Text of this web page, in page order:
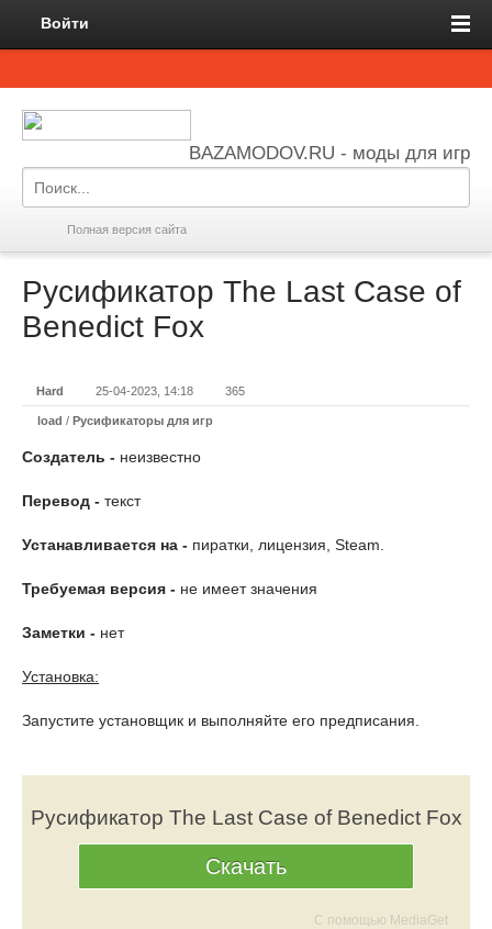
Войти
BAZAMODOV.RU - моды для игр
Полная версия сайта
Русификатор The Last Case of
Benedict Fox
Hard 25-04-2023, 14:18 365
load / Русификаторы для игр
Создатель - неизвестно
Перевод - текст
Устанавливается на - пиратки, лицензия, Steam.
Требуемая версия - не имеет значения
Заметки - нет
Установка:
Запустите установщик и выполняйте его предписания.
Русификатор The Last Case of Benedict Fox
Скачать
С помощью MediaGet